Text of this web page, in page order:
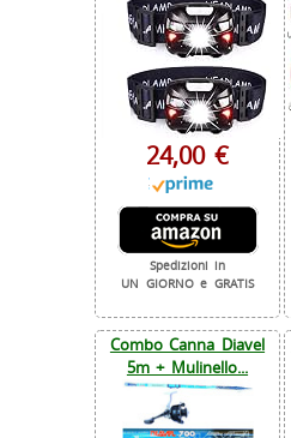
24,00 €
Spedizioni in
UN GIORNO e GRATIS
Combo Canna Diavel
5m + Mulinello...